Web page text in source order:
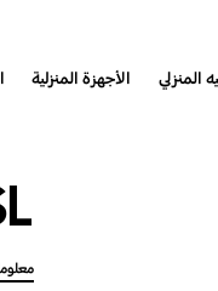
المنزلي الأجهزة المنزلية